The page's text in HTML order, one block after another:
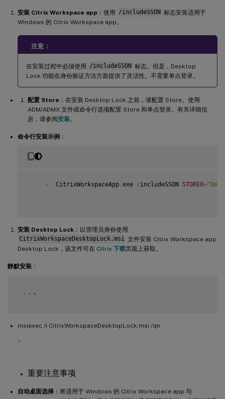
安装 Citrix Workspace app ：使用 /includeSSON 标志安装适用于
Windows 的 Citrix Workspace app。
注意：
在安装过程中必须使用 /includeSSON 标志。但是，Desktop
Lock 功能在身份验证方法方面提供了灵活性。不需要单点登录。
配置 Store ：在安装 Desktop Lock 之前，请配置 Store。使用
ADM/ADMX 文件或命令行选项配置 Store 和单点登录。有关详细信
息，请参阅安装。
命令行安装示例 ：
-
  CitrixWorkspaceApp
. exe /includeSSON STORE0=
安装 Desktop Lock ：以管理员身份使用
CitrixWorkspaceDesktopLock.msi 文件安装 Citrix Workspace app
Desktop Lock，该文件可在 Citrix 下载页面上获取。
静默安装 ：
` `
msiexec /i CitrixWorkspaceDesktopLock.msi /qn
```
重要注意事项
自动桌面选择 ：将适用于 Windows 的 Citrix Workspace app 与